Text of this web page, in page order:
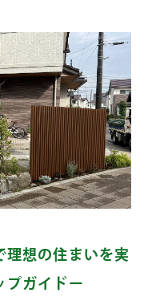
理想の住まいを実
プガイドー